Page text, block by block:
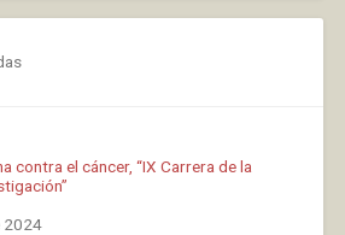
contra el cáncer, “IX Carrera de la
2024